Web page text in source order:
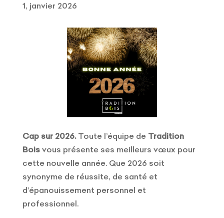
1, janvier 2026
Cap sur 2026. Toute l’équipe de Tradition
Boisvous présente ses meilleurs vœux pour
cette nouvelle année. Que 2026 soit
synonyme de réussite, de santé et
d’épanouissement personnel et
professionnel.